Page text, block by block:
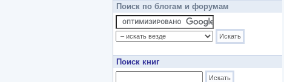
Поиск по блогам и форумам
Поиск книг